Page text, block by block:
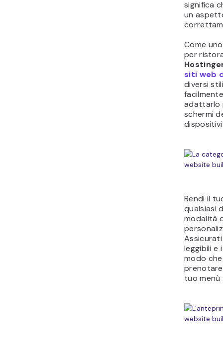
significa
un
Come
per
siti web
diversi
adattarlo
schermi
Rendi il
qualsiasi
modalità
leggibili e
modo
tuo menù